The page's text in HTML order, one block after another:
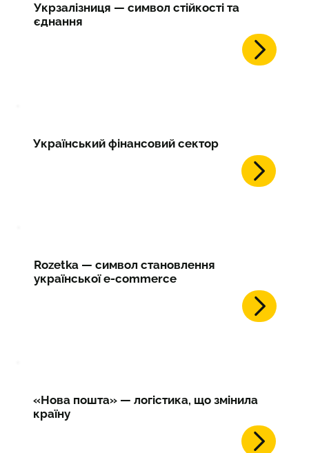
Укрзалізниця — символ стійкості та
єднання
Український фінансовий сектор
Rozetka — символ становлення
української e-commerce
«Нова пошта» — логістика, що змінила
країну